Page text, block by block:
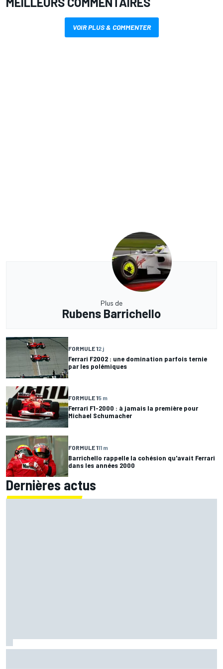
VOIR PLUS & COMMENTER
Plus de
Rubens Barrichello
FORMULE 12 j
Ferrari F2002 : une domination parfois ternie
par les polémiques
FORMULE 15 m
Ferrari F1-2000 : à jamais la première pour
Michael Schumacher
FORMULE 111 m
Barrichello rappelle la cohésion qu'avait Ferrari
dans les années 2000
Dernières actus